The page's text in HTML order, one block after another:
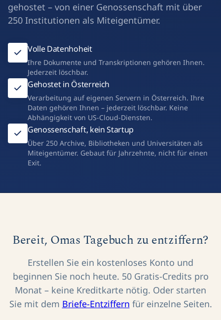
gehostet – von einer Genossenschaft mit über
250 Institutionen als Miteigentümer.
Volle Datenhoheit
Ihre Dokumente und Transkriptionen gehören Ihnen.
Jederzeit löschbar.
Gehostet in Österreich
Verarbeitung auf eigenen Servern in Österreich. Ihre
Daten gehören Ihnen – jederzeit löschbar. Keine
Abhängigkeit von US-Cloud-Diensten.
Genossenschaft, kein Startup
Über 250 Archive, Bibliotheken und Universitäten als
Miteigentümer. Gebaut für Jahrzehnte, nicht für einen
Exit.
Bereit, Omas Tagebuch zu entziffern?
Erstellen Sie ein kostenloses Konto und
beginnen Sie noch heute. 50 Gratis-Credits pro
Monat – keine Kreditkarte nötig. Oder starten
Sie mit dem Briefe-Entziffern für einzelne Seiten.